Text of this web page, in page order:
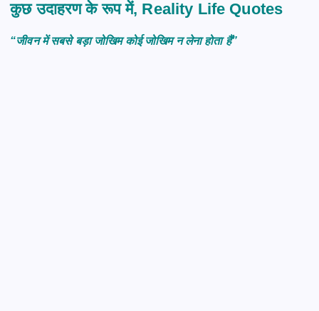
कुछ उदाहरण के रूप में, Reality Life Quotes
“जीवन में सबसे बड़ा जोखिम कोई जोखिम न लेना होता हैं”